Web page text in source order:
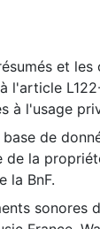
et
l'article
à l'usage
de
la
la BnF.
sonores